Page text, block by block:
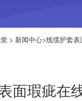
> 新闻中心>线缆护套
面瑕疵在